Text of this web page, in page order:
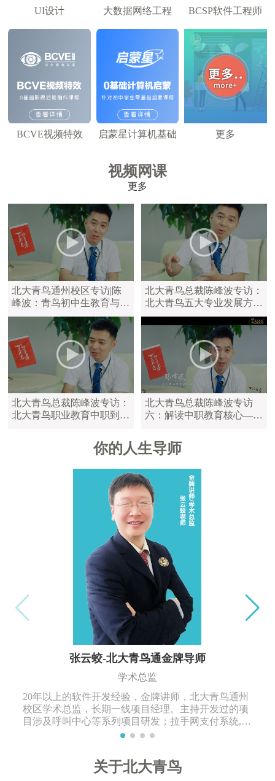
UI设计 大数据网络工程 BCSP软件工程师
BCVE视频特效 启蒙星计算机基础 更多
视频网课
更多
北大青鸟通州校区专访|陈
峰波：青鸟初中生教育与中
职教育区别
北大青鸟总裁陈峰波专访：
北大青鸟五大专业发展方
向，满足学员不同学习需求
北大青鸟总裁陈峰波专访：
北大青鸟职业教育中职到大
北大青鸟总裁陈峰波专访
六：解读中职教育核心——
你的人生导师
张云蛟-北大青鸟通金牌导师
学术总监
20年以上的软件开发经验，金牌讲师，北大青鸟通州
校区学术总监，长期一线项目经理。主持开发过的项
目涉及呼叫中心等系列项目研发；拉手网支付系统,商
业进销存管理系统等多年项目开发工作经验。
关于北大青鸟